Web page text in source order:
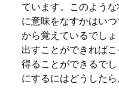
ています。このよう
に意味をなすかはい
から覚えているでし
出すことができれば
得ることができるで
にするにはどうした